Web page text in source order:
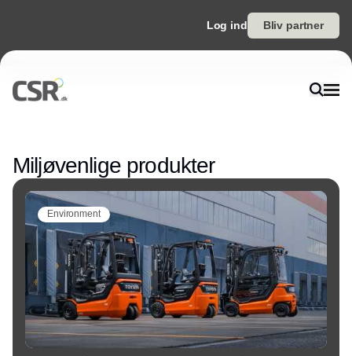
Log ind Bliv partner
Miljøvenlige produkter
Environment